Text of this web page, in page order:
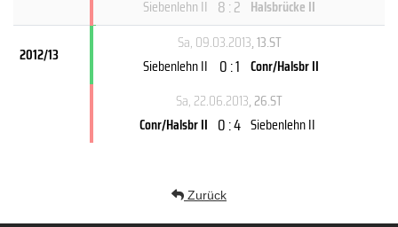
Siebenlehn II 8 : 2 Halsbrücke II
2012/13
Sa, 09.03.2013, 13.ST
Siebenlehn II 0 : 1 Conr/Halsbr II
Sa, 22.06.2013, 26.ST
Conr/Halsbr II 0 : 4 Siebenlehn II
Zurück